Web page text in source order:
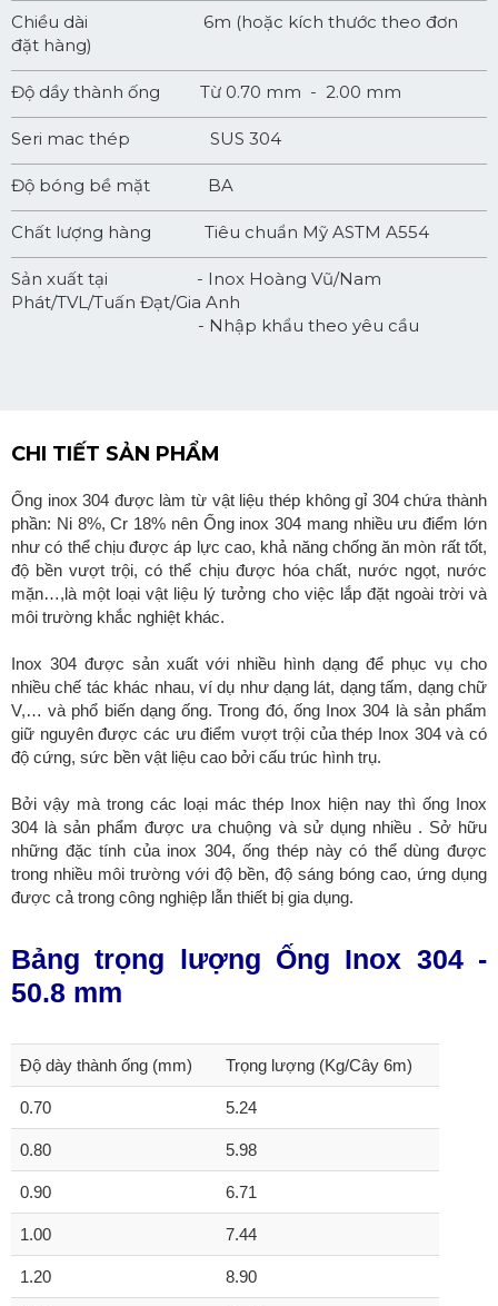
Chiều dài 6m (hoặc kích thước theo đơn
đặt hàng)
Độ dầy thành ống Từ 0.70 mm - 2.00 mm
Seri mac thép SUS 304
Độ bóng bề mặt BA
Chất lượng hàng Tiêu chuẩn Mỹ ASTM A554
Sản xuất tại - Inox Hoàng Vũ/Nam
Phát/TVL/Tuấn Đạt/Gia Anh
- Nhập khẩu theo yêu cầu
CHI TIẾT SẢN PHẨM
Ống inox 304 được làm từ vật liệu thép không gỉ 304 chứa thành
phần: Ni 8%, Cr 18% nên Ống inox 304 mang nhiều ưu điểm lớn
như có thể chịu được áp lực cao, khả năng chống ăn mòn rất tốt,
độ bền vượt trội, có thể chịu được hóa chất, nước ngọt, nước
mặn…,là một loại vật liệu lý tưởng cho việc lắp đặt ngoài trời và
môi trường khắc nghiệt khác.
Inox 304 được sản xuất với nhiều hình dạng để phục vụ cho
nhiều chế tác khác nhau, ví dụ như dạng lát, dạng tấm, dạng chữ
V,… và phổ biến dạng ống. Trong đó, ống Inox 304 là sản phẩm
giữ nguyên được các ưu điểm vượt trội của thép Inox 304 và có
độ cứng, sức bền vật liệu cao bởi cấu trúc hình trụ.
Bởi vậy mà trong các loại mác thép Inox hiện nay thì ống Inox
304 là sản phẩm được ưa chuộng và sử dụng nhiều . Sở hữu
những đặc tính của inox 304, ống thép này có thể dùng được
trong nhiều môi trường với độ bền, độ sáng bóng cao, ứng dụng
được cả trong công nghiệp lẫn thiết bị gia dụng.
Bảng trọng lượng Ống Inox 304 -
50.8 mm
Độ dày thành ống (mm) Trọng lượng (Kg/Cây 6m)
0.70 5.24
0.80 5.98
0.90 6.71
1.00 7.44
1.20 8.90